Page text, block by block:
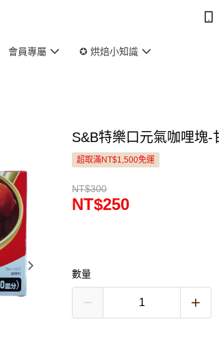
會員專屬 ✪ 烘焙小知識
S&B特樂口元氣咖哩塊-
超取滿NT$1,500免運
NT$300
NT$250
數量